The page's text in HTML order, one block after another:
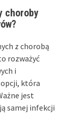
choroby
z chorobą
rozważyć
i
która
jest
samej infekcji